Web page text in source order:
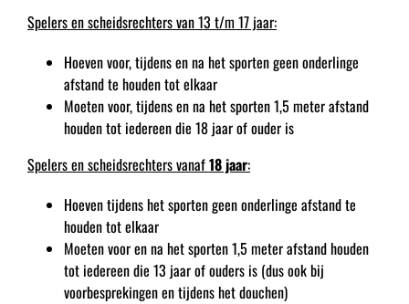
Spelers en scheidsrechters van13 t/m 17 jaar:
Hoeven voor, tijdens en na het sporten geen onderlinge
afstand te houden tot elkaar
Moeten voor, tijdens en na het sporten 1,5 meter afstand
houden tot iedereen die 18 jaar of ouder is
Spelers en scheidsrechters vanaf18 jaar:
Hoeven tijdens het sporten geen onderlinge afstand te
houden tot elkaar
Moeten voor en na het sporten 1,5 meter afstand houden
tot iedereen die 13 jaar of ouders is (dus ook bij
voorbesprekingen en tijdens het douchen)